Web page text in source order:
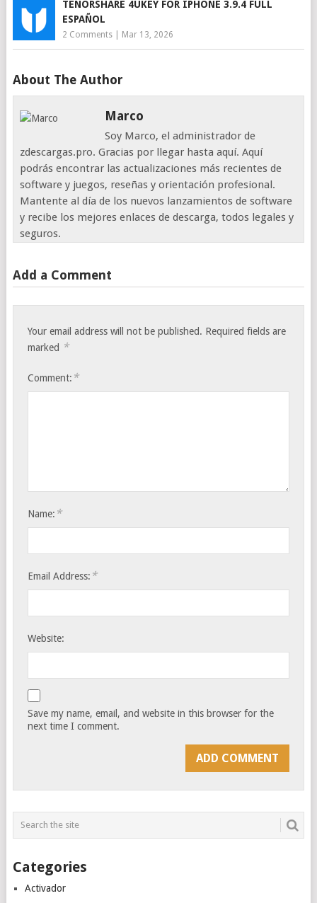
TENORSHARE 4UKEY FOR IPHONE 3.9.4 FULL
ESPAÑOL
2 Comments| Mar 13, 2026
About The Author
Marco
Soy Marco, el administrador de
zdescargas.pro. Gracias por llegar hasta aquí. Aquí
podrás encontrar las actualizaciones más recientes de
software y juegos, reseñas y orientación profesional.
Mantente al día de los nuevos lanzamientos de software
y recibe los mejores enlaces de descarga, todos legales y
seguros.
Add a Comment
Your email address will not be published. Required fields are
marked *
Comment: *
Name: *
Email Address: *
Website:
Save my name, email, and website in this browser for the
next time I comment.
Categories
Activador